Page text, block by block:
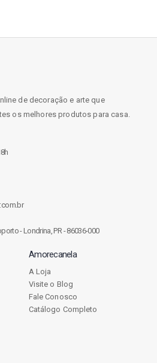
de decoração e arte que
os melhores produtos para casa.
- Londrina, PR - 86036-000
Amorecanela
A Loja
Visite o Blog
Fale Conosco
Catálogo Completo